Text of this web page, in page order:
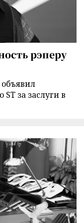
рэперу
за заслуги в